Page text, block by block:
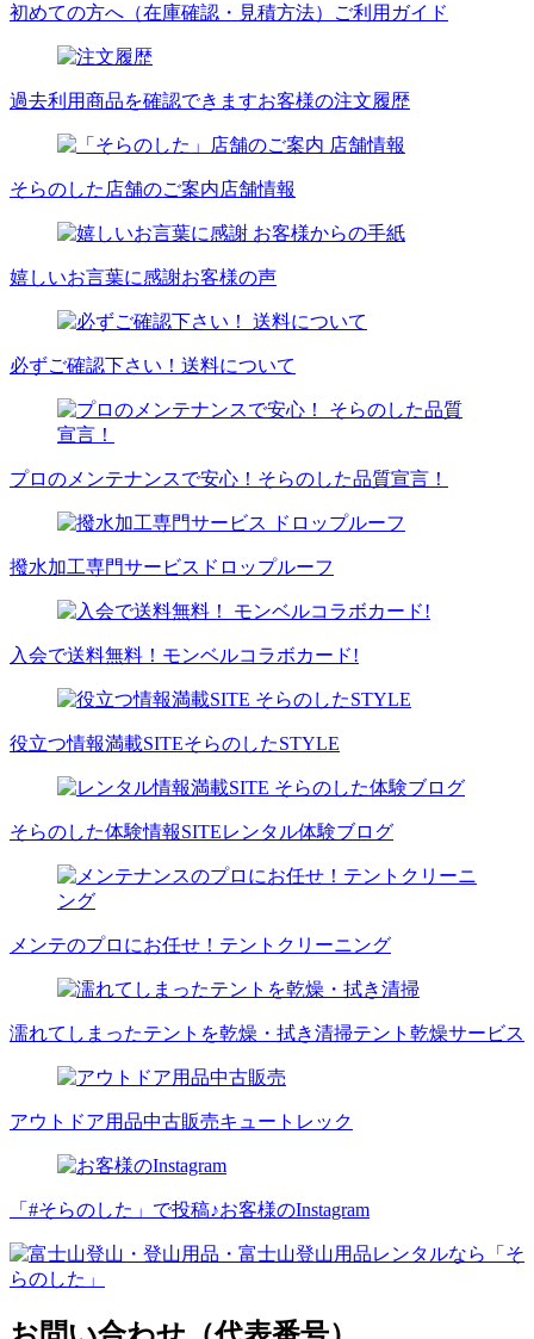
初めての方へ（在庫確認・見積方法） ご利用ガイド
過去利用商品を確認できますお客様の注文履歴
そらのした店舗のご案内店舗情報
嬉しいお言葉に感謝お客様の声
必ずご確認下さい！ 送料について
プロのメンテナンスで安心！ そらのした品質宣言！
撥水加工専門サービス ドロップルーフ
入会で送料無料！ モンベルコラボカード!
役立つ情報満載SITEそらのしたSTYLE
そらのした体験情報SITEレンタル体験ブログ
メンテのプロにお任せ！ テントクリーニング
濡れてしまったテントを乾燥・拭き清掃テント乾燥サービス
アウトドア用品中古販売キュートレック
「#そらのした」で投稿♪お客様のInstagram